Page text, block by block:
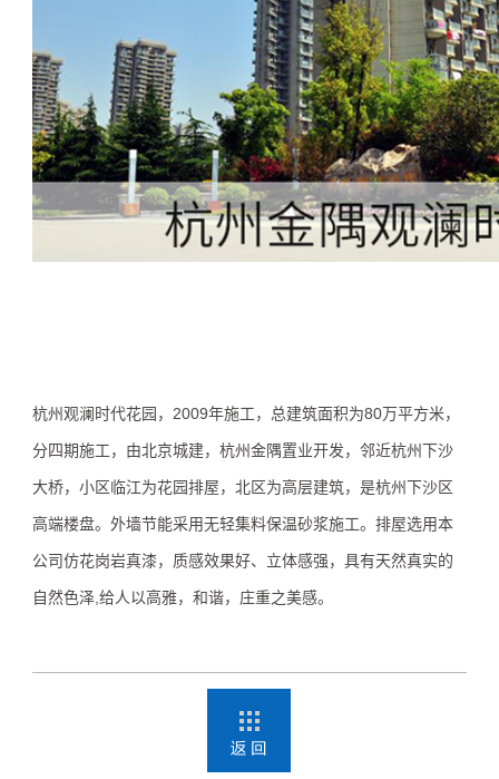
杭州观澜时代花园，2009年施工，总建筑面积为80万平方米，
分四期施工，由北京城建，杭州金隅置业开发，邻近杭州下沙
大桥，小区临江为花园排屋，北区为高层建筑，是杭州下沙区
高端楼盘。外墙节能采用无轻集料保温砂浆施工。排屋选用本
公司仿花岗岩真漆，质感效果好、立体感强，具有天然真实的
自然色泽,给人以高雅，和谐，庄重之美感。